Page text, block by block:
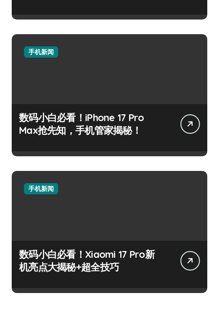
手机新闻
数码小白必看！iPhone 17 Pro
Max抢先知，手机管家揭秘！
手机新闻
数码小白必看！Xiaomi 17 Pro新
机亮点大揭秘+超全技巧